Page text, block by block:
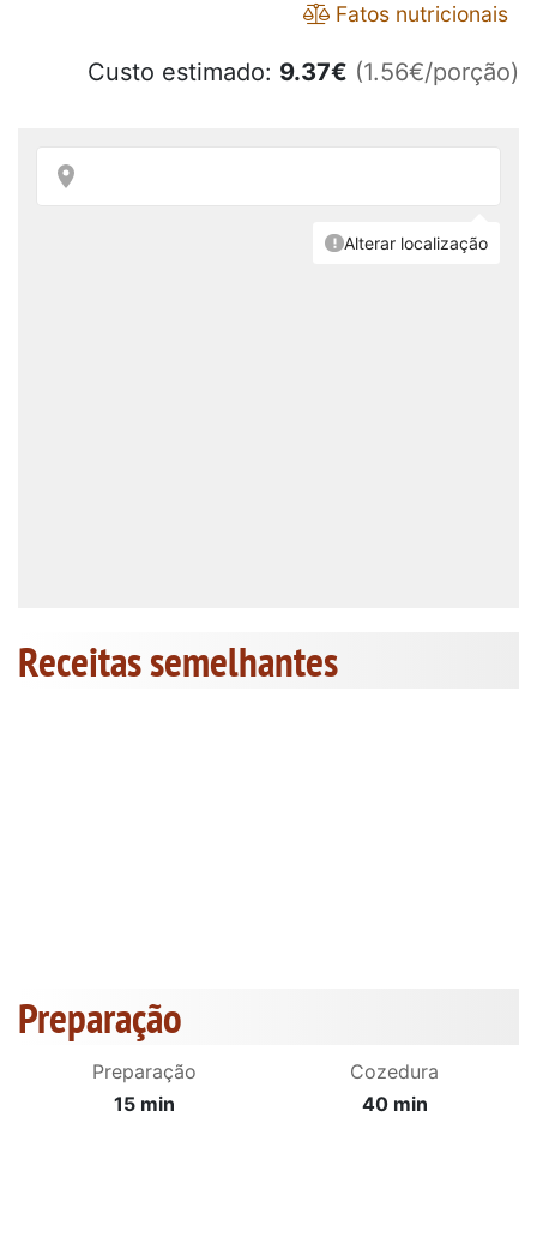
Fatos nutricionais
Custo estimado: 9.37€ (1.56€/porção)
Receitas semelhantes
Preparação
Preparação
15 min
Cozedura
40 min